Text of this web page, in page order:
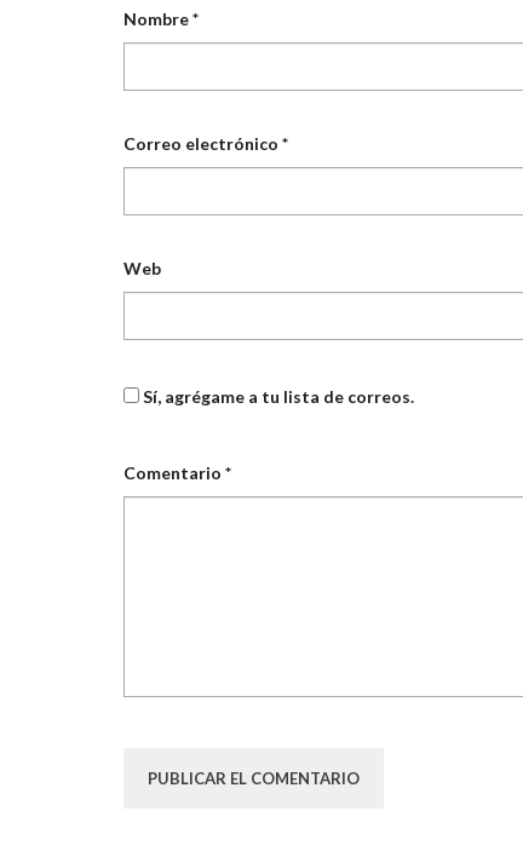
Nombre*
Correo electrónico *
Web
Sí, agrégame a tu lista de correos.
Comentario *